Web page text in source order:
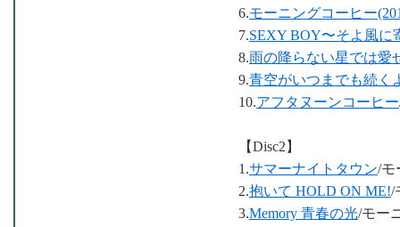
6.モーニングコーヒー
7.SEXY BOY〜そよ風に
8.雨の降らない星では愛
9.青空がいつまでも続く
10.アフタヌーンコーヒー
【Disc2】
1.サマーナイトタウン/モ
2.抱いて HOLD ON ME!/
3.Memory 青春の光/モー